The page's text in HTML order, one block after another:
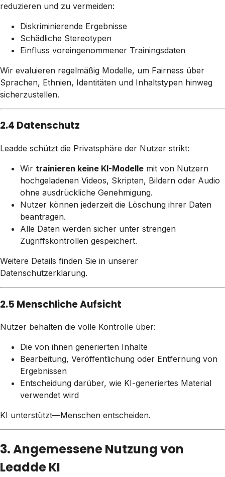
reduzieren und zu vermeiden:
Diskriminierende Ergebnisse
Schädliche Stereotypen
Einfluss voreingenommener Trainingsdaten
Wir evaluieren regelmäßig Modelle, um Fairness über
Sprachen, Ethnien, Identitäten und Inhaltstypen hinweg
sicherzustellen.
2.4 Datenschutz
Leadde schützt die Privatsphäre der Nutzer strikt:
Wir trainieren keine KI-Modelle mit von Nutzern
hochgeladenen Videos, Skripten, Bildern oder Audio
ohne ausdrückliche Genehmigung.
Nutzer können jederzeit die Löschung ihrer Daten
beantragen.
Alle Daten werden sicher unter strengen
Zugriffskontrollen gespeichert.
Weitere Details finden Sie in unserer
Datenschutzerklärung.
2.5 Menschliche Aufsicht
Nutzer behalten die volle Kontrolle über:
Die von ihnen generierten Inhalte
Bearbeitung, Veröffentlichung oder Entfernung von
Ergebnissen
Entscheidung darüber, wie KI-generiertes Material
verwendet wird
KI unterstützt—Menschen entscheiden.
3. Angemessene Nutzung von
Leadde KI